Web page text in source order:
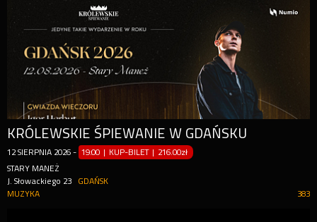
KRÓLEWSKIE ŚPIEWANIE W GDAŃSKU
12 SIERPNIA 2026 - 19:00 | KUP-BILET | 216.00zł
STARY MANEŻ
J. Słowackiego 23
GDAŃSK
383
MUZYKA